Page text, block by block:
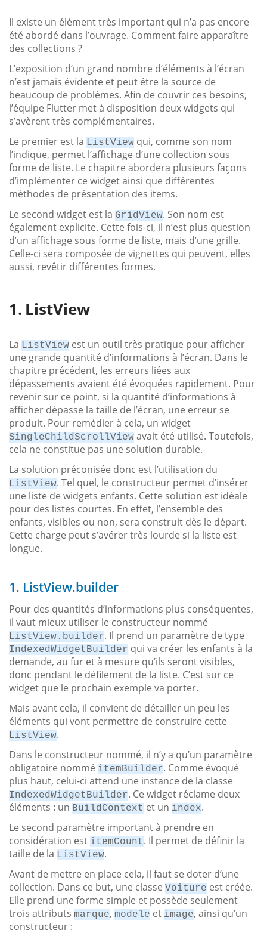
Il existe un élément très important qui n’a pas encore
été abordé dans l’ouvrage. Comment faire apparaître
des collections ?
L’exposition d’un grand nombre d’éléments à l’écran
n’est jamais évidente et peut être la source de
beaucoup de problèmes. Afin de couvrir ces besoins,
l’équipe Flutter met à disposition deux widgets qui
s’avèrent très complémentaires.
Le premier est la ListView qui, comme son nom
l’indique, permet l’affichage d’une collection sous
forme de liste. Le chapitre abordera plusieurs façons
d’implémenter ce widget ainsi que différentes
méthodes de présentation des items.
Le second widget est la GridView. Son nom est
également explicite. Cette fois-ci, il n’est plus question
d’un affichage sous forme de liste, mais d’une grille.
Celle-ci sera composée de vignettes qui peuvent, elles
aussi, revêtir différentes formes.
ListView
La ListView est un outil très pratique pour afficher
une grande quantité d’informations à l’écran. Dans le
chapitre précédent, les erreurs liées aux
dépassements avaient été évoquées rapidement. Pour
revenir sur ce point, si la quantité d’informations à
afficher dépasse la taille de l’écran, une erreur se
produit. Pour remédier à cela, un widget
SingleChildScrollView avait été utilisé. Toutefois,
cela ne constitue pas une solution durable.
La solution préconisée donc est l’utilisation du
ListView. Tel quel, le constructeur permet d’insérer
une liste de widgets enfants. Cette solution est idéale
pour des listes courtes. En effet, l’ensemble des
enfants, visibles ou non, sera construit dès le départ.
Cette charge peut s’avérer très lourde si la liste est
longue.
1. ListView.builder
Pour des quantités d’informations plus conséquentes,
il vaut mieux utiliser le constructeur nommé
ListView.builder. Il prend un paramètre de type
IndexedWidgetBuilder qui va créer les enfants à la
demande, au fur et à mesure qu’ils seront visibles,
donc pendant le défilement de la liste. C’est sur ce
widget que le prochain exemple va porter.
Mais avant cela, il convient de détailler un peu les
éléments qui vont permettre de construire cette
ListView.
Dans le constructeur nommé, il n’y a qu’un paramètre
obligatoire nommé itemBuilder. Comme évoqué
plus haut, celui-ci attend une instance de la classe
IndexedWidgetBuilder. Ce widget réclame deux
éléments : un BuildContext et un index.
Le second paramètre important à prendre en
considération est itemCount. Il permet de définir la
taille de la ListView.
Avant de mettre en place cela, il faut se doter d’une
collection. Dans ce but, une classe Voiture est créée.
Elle prend une forme simple et possède seulement
trois attributs marque, modele et image, ainsi qu’un
constructeur :